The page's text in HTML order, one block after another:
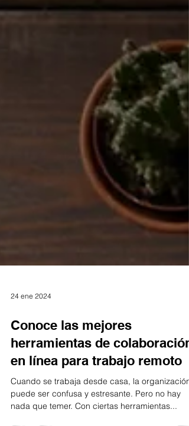
24 ene 2024
Conoce las mejores
herramientas de colaboración
en línea para trabajo remoto
Cuando se trabaja desde casa, la organización